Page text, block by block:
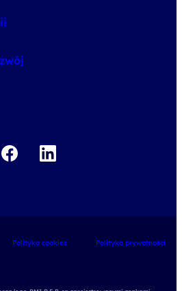
Polityka cookies Polityka prywatności